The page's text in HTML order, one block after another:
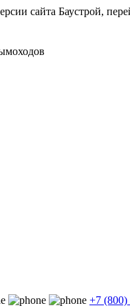
сайта Баустрой,
+7 (800)